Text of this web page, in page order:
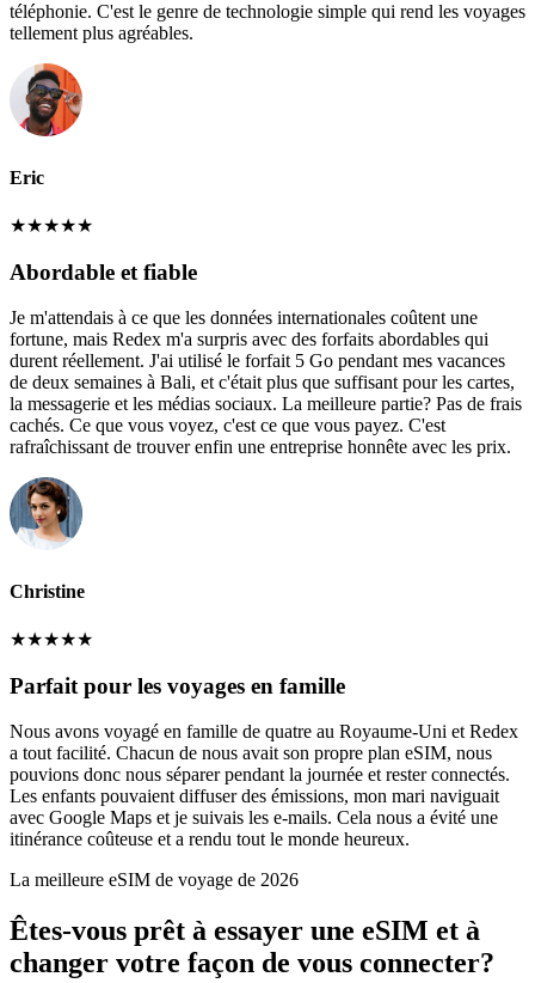
téléphonie. C'est le genre de technologie simple qui rend les voyages
tellement plus agréables.
Eric
★★★★★
Abordable et fiable
Je m'attendais à ce que les données internationales coûtent une
fortune, mais Redex m'a surpris avec des forfaits abordables qui
durent réellement. J'ai utilisé le forfait 5 Go pendant mes vacances
de deux semaines à Bali, et c'était plus que suffisant pour les cartes,
la messagerie et les médias sociaux. La meilleure partie? Pas de frais
cachés. Ce que vous voyez, c'est ce que vous payez. C'est
rafraîchissant de trouver enfin une entreprise honnête avec les prix.
Christine
★★★★★
Parfait pour les voyages en famille
Nous avons voyagé en famille de quatre au Royaume-Uni et Redex
a tout facilité. Chacun de nous avait son propre plan eSIM, nous
pouvions donc nous séparer pendant la journée et rester connectés.
Les enfants pouvaient diffuser des émissions, mon mari naviguait
avec Google Maps et je suivais les e-mails. Cela nous a évité une
itinérance coûteuse et a rendu tout le monde heureux.
La meilleure eSIM de voyage de 2026
Êtes-vous prêt à essayer une eSIM et à
changer votre façon de vous connecter?